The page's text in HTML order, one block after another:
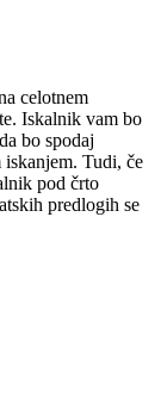
celotnem
Iskalnik vam bo
bo spodaj
iskanjem. Tudi, če
pod črto
predlogih se